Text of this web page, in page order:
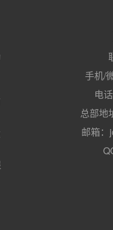
手机/
电
总部地
邮箱：